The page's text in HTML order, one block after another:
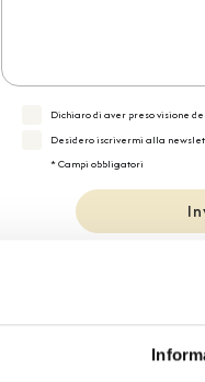
Dichiaro di aver preso visione
Desidero iscrivermi alla
* Campi obbligatori